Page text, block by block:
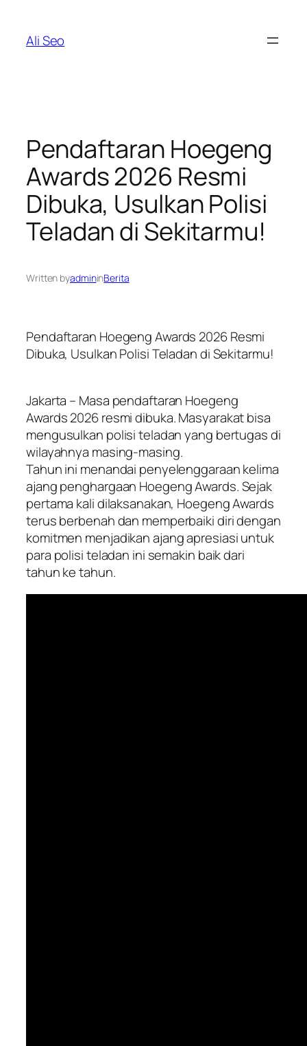
content
Ali Seo
Pendaftaran Hoegeng
Awards 2026 Resmi
Dibuka, Usulkan Polisi
Teladan di Sekitarmu!
Written byadmininBerita
Pendaftaran Hoegeng Awards 2026 Resmi
Dibuka, Usulkan Polisi Teladan di Sekitarmu!
Jakarta – Masa pendaftaran Hoegeng
Awards 2026 resmi dibuka. Masyarakat bisa
mengusulkan polisi teladan yang bertugas di
wilayahnya masing-masing.
Tahun ini menandai penyelenggaraan kelima
ajang penghargaan Hoegeng Awards. Sejak
pertama kali dilaksanakan, Hoegeng Awards
terus berbenah dan memperbaiki diri dengan
komitmen menjadikan ajang apresiasi untuk
para polisi teladan ini semakin baik dari
tahun ke tahun.